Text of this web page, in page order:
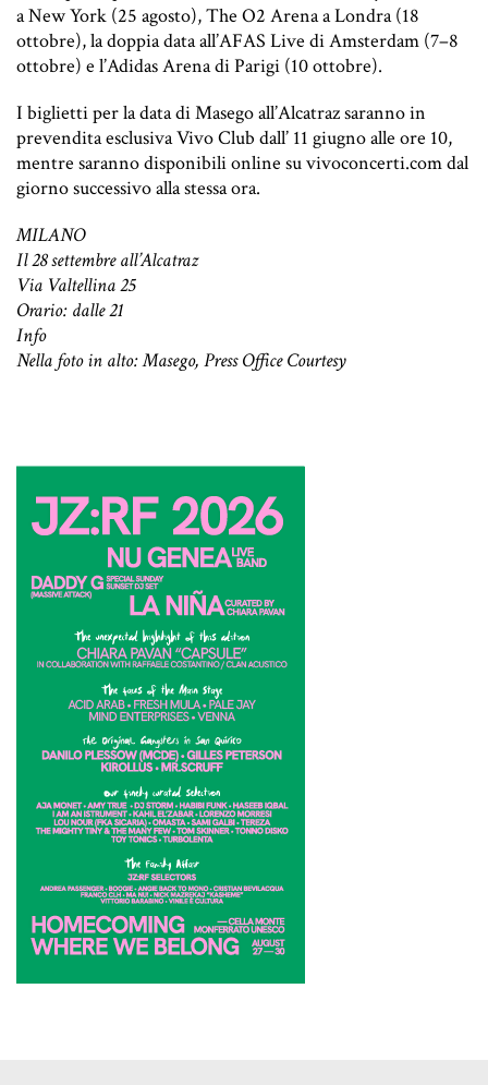
a New York (25 agosto), The O2 Arena a Londra (18
ottobre), la doppia data all’AFAS Live di Amsterdam (7–8
ottobre) e l’Adidas Arena di Parigi (10 ottobre).
I biglietti per la data di Masego all’Alcatraz saranno in
prevendita esclusiva Vivo Club dall’ 11 giugno alle ore 10,
mentre saranno disponibili online su vivoconcerti.com dal
giorno successivo alla stessa ora.
MILANO
Il 28 settembre all’Alcatraz
Via Valtellina 25
Orario: dalle 21
Info
Nella foto in alto: Masego, Press Office Courtesy